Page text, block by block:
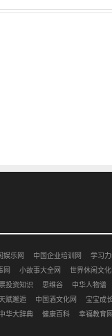
娱乐网 中国企业培训网 学习
网 小故事大全网 世界休闲文化
投资知识 思维谷 中华人物谱
赋邂逅 中国酒文化网 宝宝成
中华大辞典 健康百科 幸福教育网